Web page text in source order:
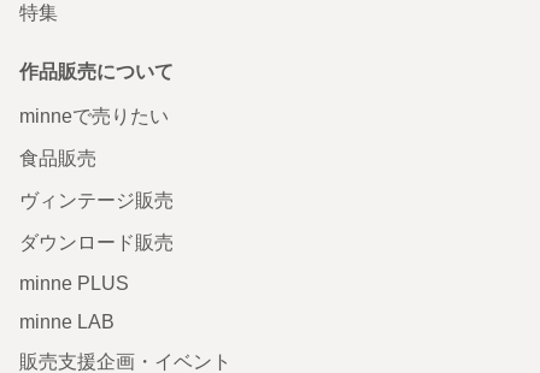
特集
作品販売について
minneで売りたい
食品販売
ヴィンテージ販売
ダウンロード販売
minne PLUS
minne LAB
販売支援企画・イベント